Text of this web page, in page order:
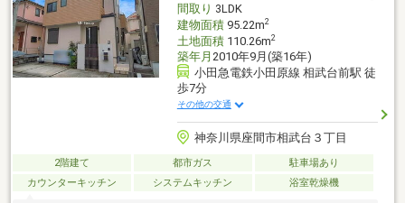
間取り 3LDK
建物面積95.22m2
土地面積110.26m2
築年月 2010年9月(築16年)
小田急電鉄小田原線 相武台前駅 徒
歩7分
その他の交通
神奈川県座間市相武台３丁目
2階建て 都市ガス
駐車場あり
カウンターキッチン
システムキッチン 浴室乾燥機